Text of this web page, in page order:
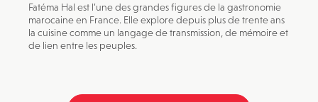
Fatéma Hal est l’une des grandes figures de la gastronomie
marocaine en France. Elle explore depuis plus de trente ans
la cuisine comme un langage de transmission, de mémoire et
de lien entre les peuples.